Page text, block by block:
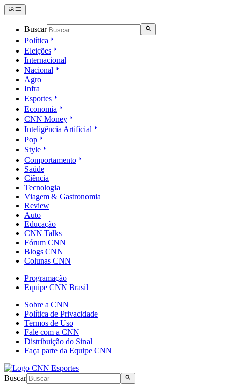
Buscar
Política
Eleições
Internacional
Nacional
Agro
Infra
Esportes
Economia
CNN Money
Inteligência Artificial
Pop
Style
Comportamento
Saúde
Ciência
Tecnologia
Viagem & Gastronomia
Review
Auto
Educação
CNN Talks
Fórum CNN
Blogs CNN
Colunas CNN
Programação
Equipe CNN Brasil
Sobre a CNN
Política de Privacidade
Termos de Uso
Fale com a CNN
Distribuição do Sinal
Faça parte da Equipe CNN
Buscar